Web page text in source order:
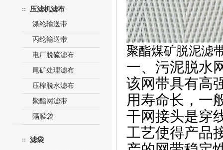
压滤机滤布
涤纶输送带
丙纶输送带
电厂脱硫滤布
尾矿处理滤布
压榨脱水滤布
聚酯网滤带
隔膜袋
滤袋
聚酯煤矿脱泥滤
一、污泥脱水
该网带具有高
用寿命长，一
干网接头是穿
工艺使得产品